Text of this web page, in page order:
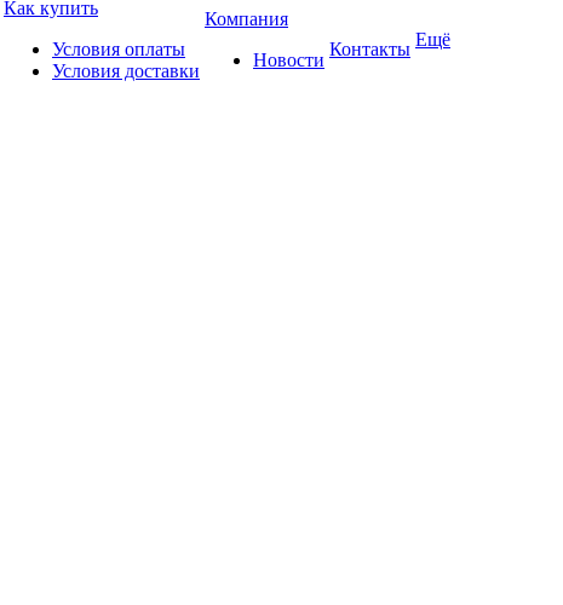
Как купить
Условия оплаты
Условия доставки
Компания
Новости
Контакты Ещё